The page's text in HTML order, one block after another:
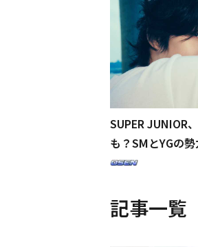
SUPER JUNIOR
も？SMとYGの
った」（動画あり
記事一覧